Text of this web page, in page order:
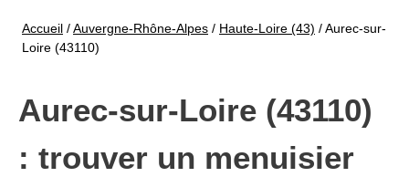
Accueil /Auvergne-Rhône-Alpes / Haute-Loire (43) /Aurec-sur-
Loire (43110)
Aurec-sur-Loire (43110)
: trouver un menuisier